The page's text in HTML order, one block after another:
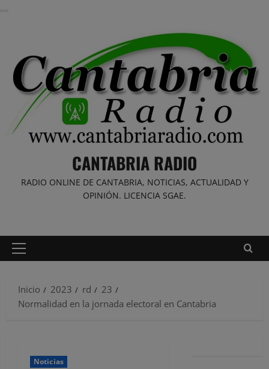
CANTABRIA RADIO
RADIO ONLINE DE CANTABRIA, NOTICIAS, ACTUALIDAD Y
OPINIÓN. LICENCIA SGAE.
Menú
Inicio
2023 rd
23
Normalidad en la jornada electoral en Cantabria
Noticias